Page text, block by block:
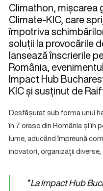
Climathon, mișcarea
Climate-KIC, care
împotriva
soluții la provocările
lansează înscrierile
România,
Impact Hub
KIC și susținut de
Desfășurat sub forma unui
în 7 orașe din România și în
lume, aducând împreună
inovatori, organizații
”La Impact Hub